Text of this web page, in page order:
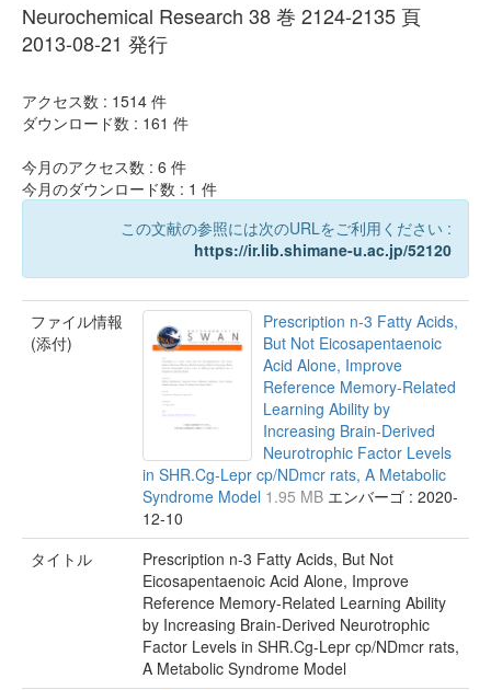
Neurochemical Research 38 巻 2124-2135 頁
2013-08-21 発行
アクセス数 : 1514 件
ダウンロード数 : 161 件
今月のアクセス数 : 6 件
今月のダウンロード数 : 1 件
この文献の参照には次のURLをご利用ください :
https://ir.lib.shimane-u.ac.jp/52120
ファイル情報
(添付)
Prescription n-3 Fatty Acids,
But Not Eicosapentaenoic
Acid Alone, Improve
Reference Memory-Related
Learning Ability by
Increasing Brain-Derived
Neurotrophic Factor Levels
in SHR.Cg-Lepr cp/NDmcr rats, A Metabolic
Syndrome Model 1.95 MB エンバーゴ : 2020-
12-10
タイトル
Prescription n-3 Fatty Acids, But Not
Eicosapentaenoic Acid Alone, Improve
Reference Memory-Related Learning Ability
by Increasing Brain-Derived Neurotrophic
Factor Levels in SHR.Cg-Lepr cp/NDmcr rats,
A Metabolic Syndrome Model